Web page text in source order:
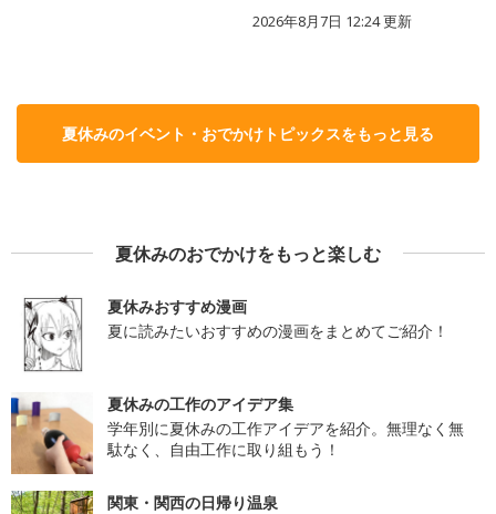
2026年8月7日 12:24更新
夏休みのイベント・おでかけトピックスをもっと見る
夏休みのおでかけをもっと楽しむ
夏休みおすすめ漫画
夏に読みたいおすすめの漫画をまとめてご紹介！
夏休みの工作のアイデア集
学年別に夏休みの工作アイデアを紹介。無理なく無
駄なく、自由工作に取り組もう！
関東・関西の日帰り温泉